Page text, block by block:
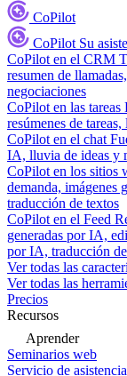
CoPilot
CoPilot Su
CoPilot en el CRM
resumen de
negociaciones
CoPilot en las tareas
resúmenes de
CoPilot en el chat
IA, lluvia de ideas y
CoPilot en los sitios
demanda, imágenes
traducción de textos
CoPilot en el Feed
generadas por IA,
por IA, traducción
Ver todas las
Ver todas las
Precios
Recursos
Aprender
Seminarios web
Servicio de asistencia